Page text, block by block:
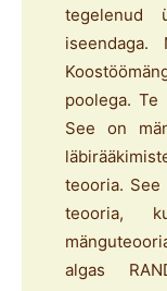
tegelenud
poolega. Te
See on
teooria.
teooria,
algas